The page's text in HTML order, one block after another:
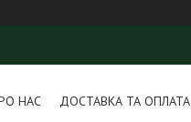
НАС ДОСТАВКА ТА ОПЛАТА